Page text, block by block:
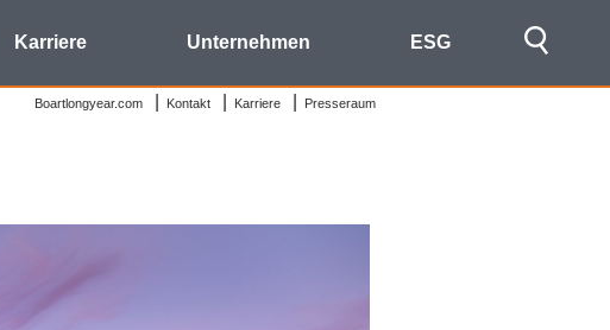
Karriere Unternehmen ESG
Boartlongyear.com Kontakt Karriere Presseraum